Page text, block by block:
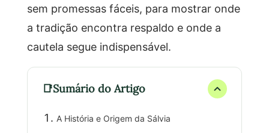
sem promessas fáceis, para mostrar onde
a tradição encontra respaldo e onde a
cautela segue indispensável.
Sumário do Artigo
A História e Origem da Sálvia